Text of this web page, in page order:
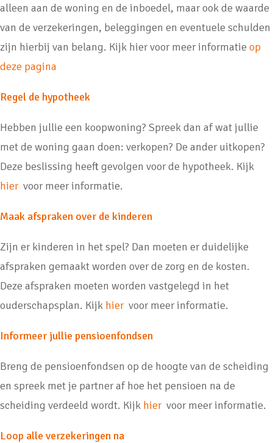
alleen aan de woning en de inboedel, maar ook de waarde
van de verzekeringen, beleggingen en eventuele schulden
zijn hierbij van belang. Kijk hier voor meer informatie op
deze pagina
Regel de hypotheek
Hebben jullie een koopwoning? Spreek dan af wat jullie
met de woning gaan doen: verkopen? De ander uitkopen?
Deze beslissing heeft gevolgen voor de hypotheek. Kijk
hier voor meer informatie.
Maak afspraken over de kinderen
Zijn er kinderen in het spel? Dan moeten er duidelijke
afspraken gemaakt worden over de zorg en de kosten.
Deze afspraken moeten worden vastgelegd in het
ouderschapsplan. Kijk hier voor meer informatie.
Informeer jullie pensioenfondsen
Breng de pensioenfondsen op de hoogte van de scheiding
en spreek met je partner af hoe het pensioen na de
scheiding verdeeld wordt. Kijk hier voor meer informatie.
Loop alle verzekeringen na